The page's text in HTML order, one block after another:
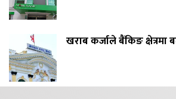
खराब कर्जाले बैंकिङ क्षेत्रमा